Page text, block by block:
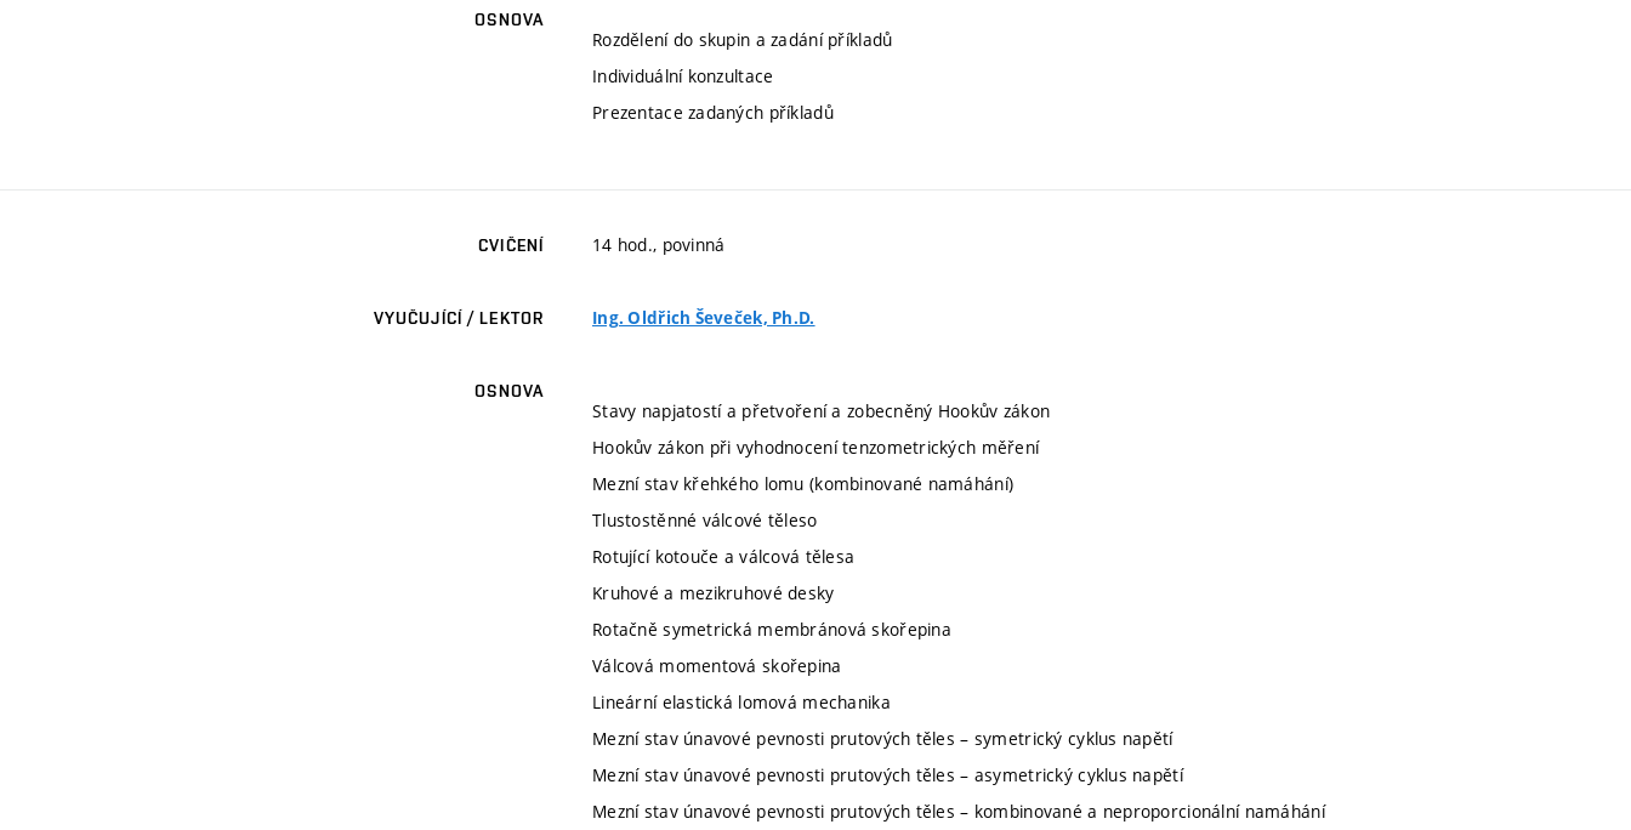
OSNOVA
Rozdělení do skupin a zadání příkladů
Individuální konzultace
Prezentace zadaných příkladů
CVIČENÍ 14 hod., povinná
VYUČUJÍCÍ / LEKTOR Ing. Oldřich Ševeček, Ph.D.
OSNOVA
Stavy napjatostí a přetvoření a zobecněný Hookův zákon
Hookův zákon při vyhodnocení tenzometrických měření
Mezní stav křehkého lomu (kombinované namáhání)
Tlustostěnné válcové těleso
Rotující kotouče a válcová tělesa
Kruhové a mezikruhové desky
Rotačně symetrická membránová skořepina
Válcová momentová skořepina
Lineární elastická lomová mechanika
Mezní stav únavové pevnosti prutových těles – symetrický cyklus napětí
Mezní stav únavové pevnosti prutových těles – asymetrický cyklus napětí
Mezní stav únavové pevnosti prutových těles – kombinované a neproporcionální namáhání